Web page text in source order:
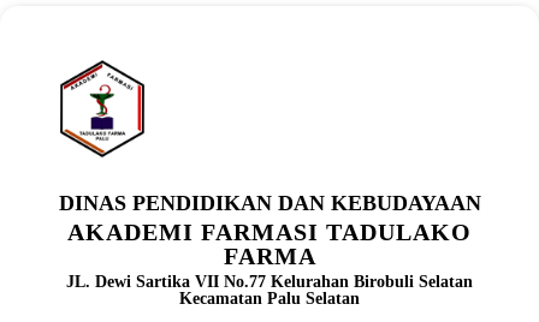
DINAS PENDIDIKAN DAN KEBUDAYAAN
AKADEMI FARMASI TADULAKO
FARMA
JL. Dewi Sartika VII No.77 Kelurahan Birobuli Selatan
Kecamatan Palu Selatan